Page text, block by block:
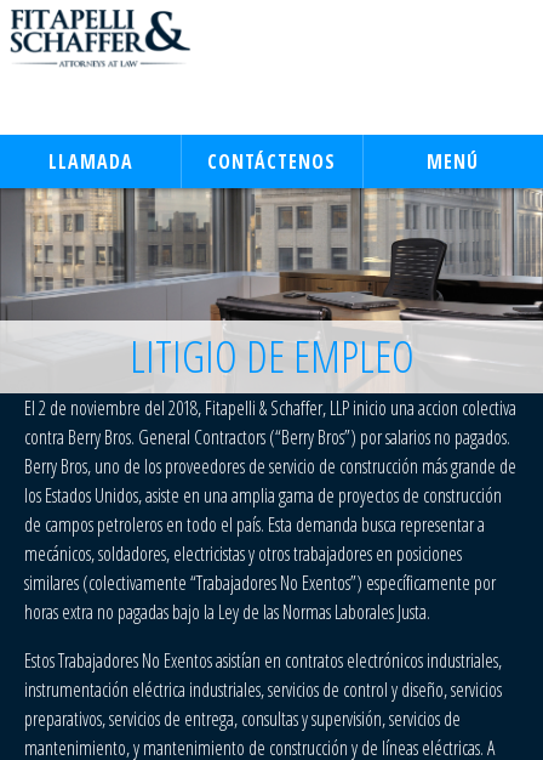
LLAMADA CONTÁCTENOS MENÚ
LITIGIO DE EMPLEO
El 2 de noviembre del 2018, Fitapelli & Schaffer, LLP inicio una accion colectiva
contra Berry Bros. General Contractors (“Berry Bros”) por salarios no pagados.
Berry Bros, uno de los proveedores de servicio de construcción más grande de
los Estados Unidos, asiste en una amplia gama de proyectos de construcción
de campos petroleros ​​en todo el país. Esta demanda busca representar a
mecánicos, soldadores, electricistas y otros trabajadores en posiciones
similares (colectivamente “Trabajadores No Exentos”) específicamente por
horas extra no pagadas bajo la Ley de las Normas Laborales Justa.
Estos Trabajadores No Exentos asistían en contratos electrónicos industriales,
instrumentación eléctrica industriales, servicios de control y diseño, servicios
preparativos, servicios de entrega, consultas y supervisión, servicios de
mantenimiento, y mantenimiento de construcción y de líneas eléctricas. A